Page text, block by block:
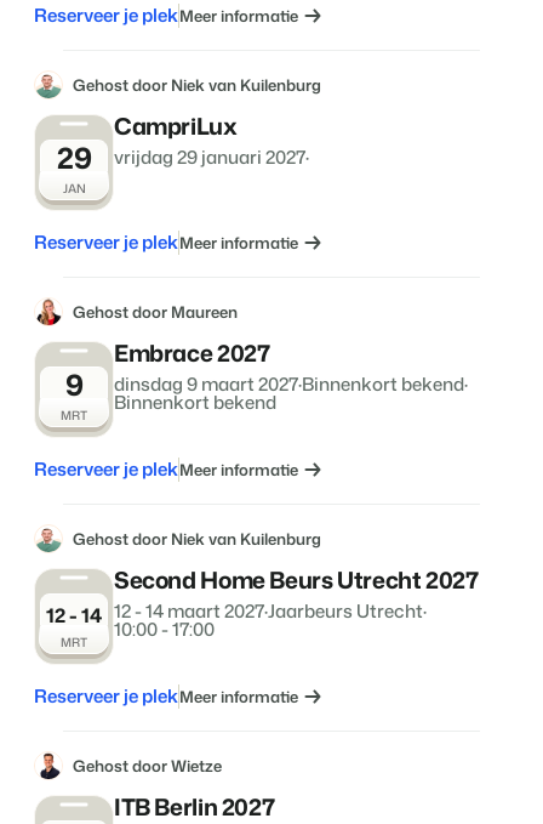
Reserveer je plekMeer informatie
Gehost door Niek van Kuilenburg
29
JAN
CampriLux
vrijdag 29 januari 2027·
Reserveer je plekMeer informatie
Gehost door Maureen
9
MRT
Embrace 2027
dinsdag 9 maart 2027·Binnenkort bekend·
Binnenkort bekend
Reserveer je plekMeer informatie
Gehost door Niek van Kuilenburg
12 - 14
MRT
Second Home Beurs Utrecht 2027
12 - 14 maart 2027·Jaarbeurs Utrecht·
10:00 - 17:00
Reserveer je plekMeer informatie
Gehost door Wietze
ITB Berlin 2027